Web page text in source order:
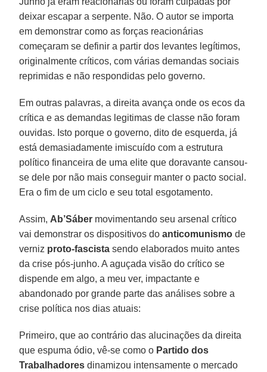
deixar escapar a serpente. Não. O autor se importa
em demonstrar como as forças reacionárias
começaram se definir a partir dos levantes legítimos,
originalmente críticos, com várias demandas sociais
reprimidas e não respondidas pelo governo.
Em outras palavras, a direita avança onde os ecos da
crítica e as demandas legitimas de classe não foram
ouvidas. Isto porque o governo, dito de esquerda, já
está demasiadamente imiscuído com a estrutura
político financeira de uma elite que doravante cansou-
se dele por não mais conseguir manter o pacto social.
Era o fim de um ciclo e seu total esgotamento.
Assim, Ab’Sáber movimentando seu arsenal crítico
vai demonstrar os dispositivos doanticomunismo de
verniz proto-fascista sendo elaborados muito antes
da crise pós-junho. A aguçada visão do crítico se
dispende em algo, a meu ver, impactante e
abandonado por grande parte das análises sobre a
crise política nos dias atuais:
Primeiro, que ao contrário das alucinações da direita
que espuma ódio, vê-se como o Partido dos
Trabalhadores dinamizou intensamente o mercado